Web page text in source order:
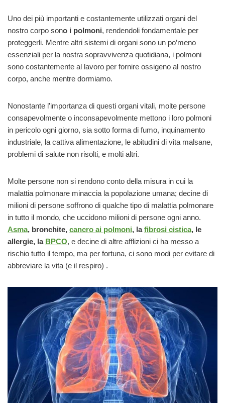
Uno dei più importanti e costantemente utilizzati organi del
nostro corpo sono i polmoni, rendendoli fondamentale per
proteggerli. Mentre altri sistemi di organi sono un po’meno
essenziali per la nostra sopravvivenza quotidiana, i polmoni
sono costantemente al lavoro per fornire ossigeno al nostro
corpo, anche mentre dormiamo.
Nonostante l’importanza di questi organi vitali, molte persone
consapevolmente o inconsapevolmente mettono i loro polmoni
in pericolo ogni giorno, sia sotto forma di fumo, inquinamento
industriale, la cattiva alimentazione, le abitudini di vita malsane,
problemi di salute non risolti, e molti altri.
Molte persone non si rendono conto della misura in cui la
malattia polmonare minaccia la popolazione umana; decine di
milioni di persone soffrono di qualche tipo di malattia polmonare
in tutto il mondo, che uccidono milioni di persone ogni anno.
Asma, bronchite, cancro ai polmoni, lafibrosi cistica, le
allergie, la BPCO, e decine di altre afflizioni ci ha messo a
rischio tutto il tempo, ma per fortuna, ci sono modi per evitare di
abbreviare la vita (e il respiro) .